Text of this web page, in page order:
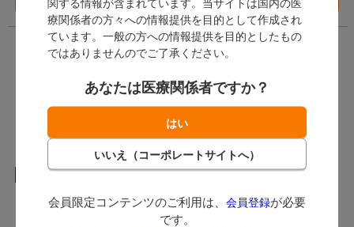
関する情報が含まれています。当サイトは国内の医
療関係者の方々への情報提供を目的として作成され
ています。一般の方への情報提供を目的としたもの
ではありませんのでご了承ください。
あなたは医療関係者ですか？
会員限定コンテンツのご利用は、 会員登録が必要
です。
PH 使い捨てガーグルベ
うがい受け
リッチェル